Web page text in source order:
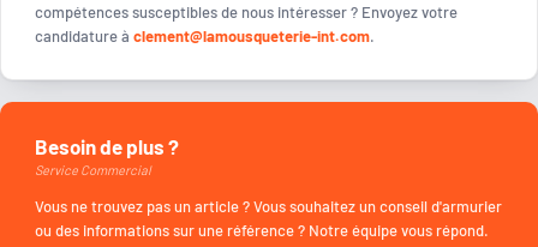
compétences susceptibles de nous intéresser ? Envoyez votre
candidature à clement@lamousqueterie-int.com.
Besoin de plus ?
Service Commercial
Vous ne trouvez pas un article ? Vous souhaitez un conseil d'armurier
ou des informations sur une référence ? Notre équipe vous répond.